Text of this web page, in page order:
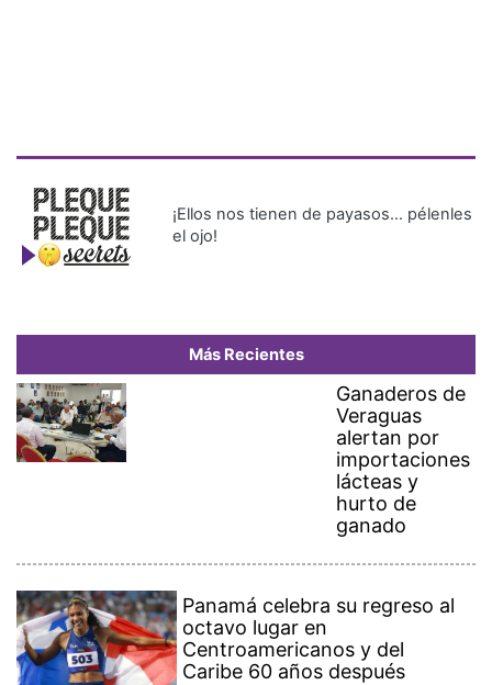
¡Ellos nos tienen de payasos… pélenles
el ojo!
Más Recientes
Ganaderos de
Veraguas
alertan por
importaciones
lácteas y
hurto de
ganado
Panamá celebra su regreso al
octavo lugar en
Centroamericanos y del
Caribe 60 años después